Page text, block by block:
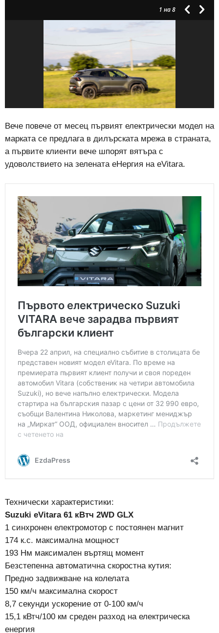
1 на 8
Вече повече от месец първият електрически модел на
марката се предлага в дилърската мрежа в страната,
а първите клиенти вече шпорят вятъра с
удоволствието на зелената еНергия на eVitara.
Технически характеристики:
Suzuki eVitara 61 кВтч 2WD GLX
1 синхронен електромотор с постоянен магнит
174 к.с. максимална мощност
193 Нм максимален въртящ момент
Безстепенна автоматична скоростна кутия:
Предно задвижване на колелата
150 км/ч максимална скорост
8,7 секунди ускорение от 0-100 км/ч
15,1 кВтч/100 км среден разход на електрическа
енергия